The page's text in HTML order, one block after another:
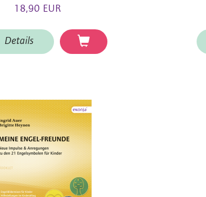
18,90 EUR
Details